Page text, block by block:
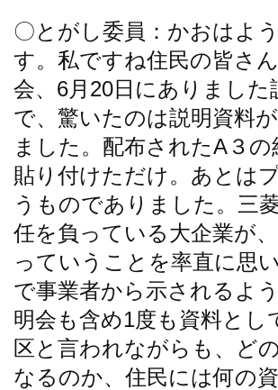
〇とがし委員：かおはよ
す。私ですね住民の皆さ
会、6月20日にありまし
で、驚いたのは説明資料
ました。配布されたA３
貼り付けただけ。あとは
うものでありました。三
任を負っている大企業が
っていうことを率直に思
で事業者から示されるよ
明会も含め1度も資料と
区と言われながらも、ど
なるのか、住民には何の